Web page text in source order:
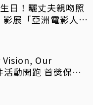
日！曬丈夫親吻照
展「亞洲電影人
Vision, Our
動開跑 首獎保證